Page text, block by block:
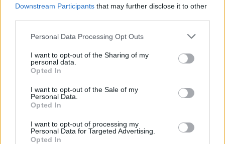
Downstream Participants that may further disclose it to other
Please note that this website/app uses one or more Google
not limited to your visit or usage behaviour. You may click to
grant or deny consent to Google and its third-party tags to
use your data for below specified purposes in below Google
consent section.
Personal Data Processing Opt Outs
I want to opt-out of the Sharing of my
personal data.
Opted In
I want to opt-out of the Sale of my
Personal Data.
Opted In
I want to opt-out of processing my
Personal Data for Targeted Advertising.
Opted In
Puoi abbonarti asoli € 1,10 al mese
cliccandoqui
Sei già abbonato?
Puoi effettuare l'accesso andando nella
sezioneLogindal menù del sito o
cliccandoqui
TEMI: Comune Di Badesi
Estate Badesi